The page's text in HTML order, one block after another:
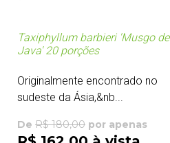
Taxiphyllum barbieri 'Musgo de
Java' 20 porções
Originalmente encontrado no
sudeste da Ásia,&nb...
De R$ 180,00por apenas